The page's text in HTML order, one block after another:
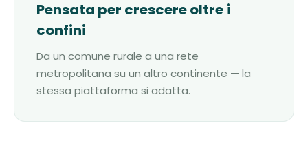
Pensata per crescere oltre i
confini
Da un comune rurale a una rete
metropolitana su un altro continente — la
stessa piattaforma si adatta.